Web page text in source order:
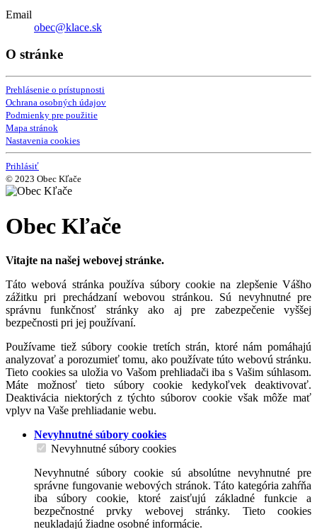
Email
obec@klace.sk
O stránke
Prehlásenie o prístupnosti
Ochrana osobných údajov
Podmienky pre použitie
Mapa stránok
Nastavenia cookies
Prihlásiť
© 2023 Obec Kľače
Obec Kľače
Vitajte na našej webovej stránke.
Táto webová stránka používa súbory cookie na zlepšenie Vášho
zážitku pri prechádzaní webovou stránkou. Sú nevyhnutné pre
správnu funkčnosť stránky ako aj pre zabezpečenie vyššej
bezpečnosti pri jej používaní.
Používame tiež súbory cookie tretích strán, ktoré nám pomáhajú
analyzovať a porozumieť tomu, ako používate túto webovú stránku.
Tieto cookies sa uložia vo Vašom prehliadači iba s Vašim súhlasom.
Máte možnosť tieto súbory cookie kedykoľvek deaktivovať.
Deaktivácia niektorých z týchto súborov cookie však môže mať
vplyv na Vaše prehliadanie webu.
Nevyhnutné súbory cookies
Nevyhnutné súbory cookies
Nevyhnutné súbory cookie sú absolútne nevyhnutné pre
správne fungovanie webových stránok. Táto kategória zahŕňa
iba súbory cookie, ktoré zaisťujú základné funkcie a
bezpečnostné prvky webovej stránky. Tieto cookies
neukladajú žiadne osobné informácie.